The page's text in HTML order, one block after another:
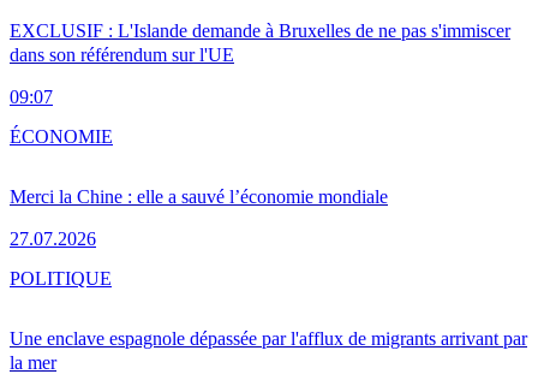
EXCLUSIF : L'Islande demande à Bruxelles de ne pas s'immiscer
dans son référendum sur l'UE
09:07
Merci la Chine : elle a sauvé l’économie mondiale
27.07.2026
ÉCONOMIE
Une enclave espagnole dépassée par l'afflux de migrants arrivant par
la mer
POLITIQUE